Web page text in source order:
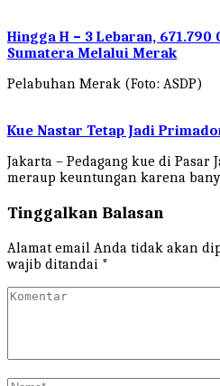
Hingga H – 3 Lebaran,
Sumatera Melalui Merak
Pelabuhan Merak (Foto: ASDP)
Kue Nastar Tetap Jadi
Jakarta – Pedagang kue di Pasar
meraup keuntungan karena
Tinggalkan Balasan
Alamat email Anda tidak akan
wajib ditandai *